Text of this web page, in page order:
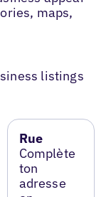
maps,
listings
Rue
Complète
ton
adresse